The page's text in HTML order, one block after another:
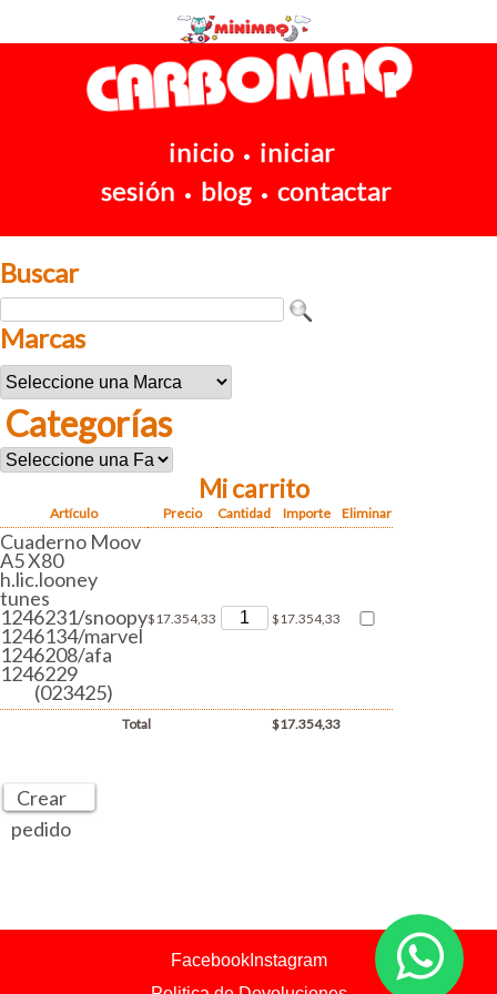
inicio • iniciar
sesión • blog • contactar
Buscar
Marcas
Categorías
Mi carrito
Artículo Precio Cantidad Importe Eliminar
Cuaderno Moov
A5 X80
h.lic.looney
tunes
1246231/snoopy
1246134/marvel
1246208/afa
1246229
(023425)
$17.354,33 $17.354,33
Total $17.354,33
Crear
pedido
FacebookInstagram